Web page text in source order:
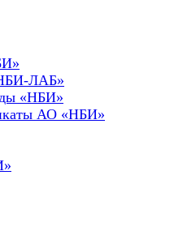
ЛАБ»
«НБИ»
АО «НБИ»